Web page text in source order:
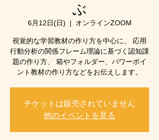
ぶ
6月12日(日)
  |
オンラインZOOM
視覚的な学習教材の作り方を中心に、 応用
行動分析の関係フレーム理論に基づく認知課
題の作り方、 箱やフォルダー、パワーポイ
ント教材の作り方などをお伝えします。
チケットは販売されていません
他のイベントを見る